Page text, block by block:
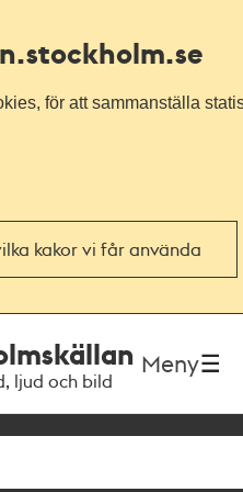
.stockholm.se
för att sammanställa
kakor vi får använda
ljud och bild
Meny